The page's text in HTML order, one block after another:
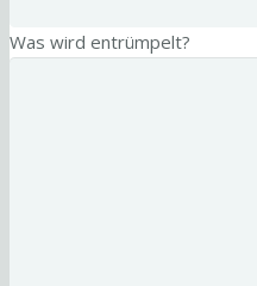
Was wird entrümpelt?